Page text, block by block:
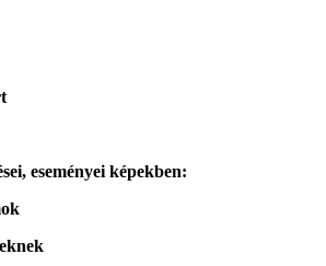
eseményei képekben: